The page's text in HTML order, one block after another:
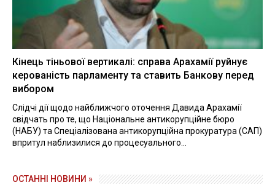
Кінець тіньової вертикалі: справа Арахамії руйнує
керованість парламенту та ставить Банкову перед
вибором
Слідчі дії щодо найближчого оточення Давида Арахамії
свідчать про те, що Національне антикорупційне бюро
(НАБУ) та Спеціалізована антикорупційна прокуратура (САП)
впритул наблизилися до процесуального...
ОСТАННІ НОВИНИ »